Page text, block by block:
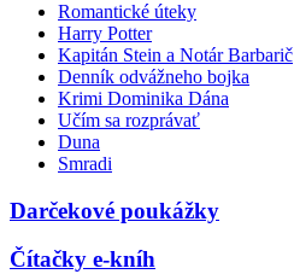
Romantické úteky
Harry Potter
Kapitán Stein a Notár Barbarič
Denník odvážneho bojka
Krimi Dominika Dána
Učím sa rozprávať
Duna
Smradi
Darčekové poukážky
Čítačky e-kníh